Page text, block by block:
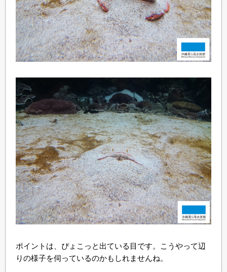
ポイントは、ぴょこっと出ている目です。こうやって辺
りの様子を伺っているのかもしれませんね。